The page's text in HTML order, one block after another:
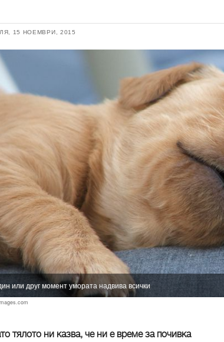
15 НОЕМВРИ, 2015
или друг момент умората надвива всички
тялото ни казва, че ни е време за почивка